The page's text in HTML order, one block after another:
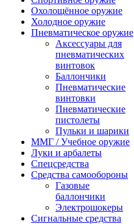
Охолощённое оружие
Холодное оружие
Пневматическое оружие
Аксессуары для
пневматических
винтовок
Баллончики
Пневматические
винтовки
Пневматические
пистолеты
Пульки и шарики
ММГ / Учебное оружие
Луки и арбалеты
Спецсредства
Средства самообороны
Газовые
баллончики
Электрошокеры
Сигнальные средства